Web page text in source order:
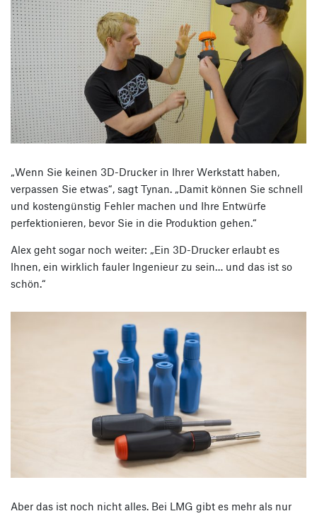
„Wenn Sie keinen 3D-Drucker in Ihrer Werkstatt haben,
verpassen Sie etwas“, sagt Tynan. „Damit können Sie schnell
und kostengünstig Fehler machen und Ihre Entwürfe
perfektionieren, bevor Sie in die Produktion gehen.“
Alex geht sogar noch weiter: „Ein 3D-Drucker erlaubt es
Ihnen, ein wirklich fauler Ingenieur zu sein… und das ist so
schön.“
Aber das ist noch nicht alles. Bei LMG gibt es mehr als nur